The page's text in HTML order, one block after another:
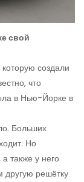
свой
создали
что
в Нью-Йорке в
Больших
Но
также у него
решётку